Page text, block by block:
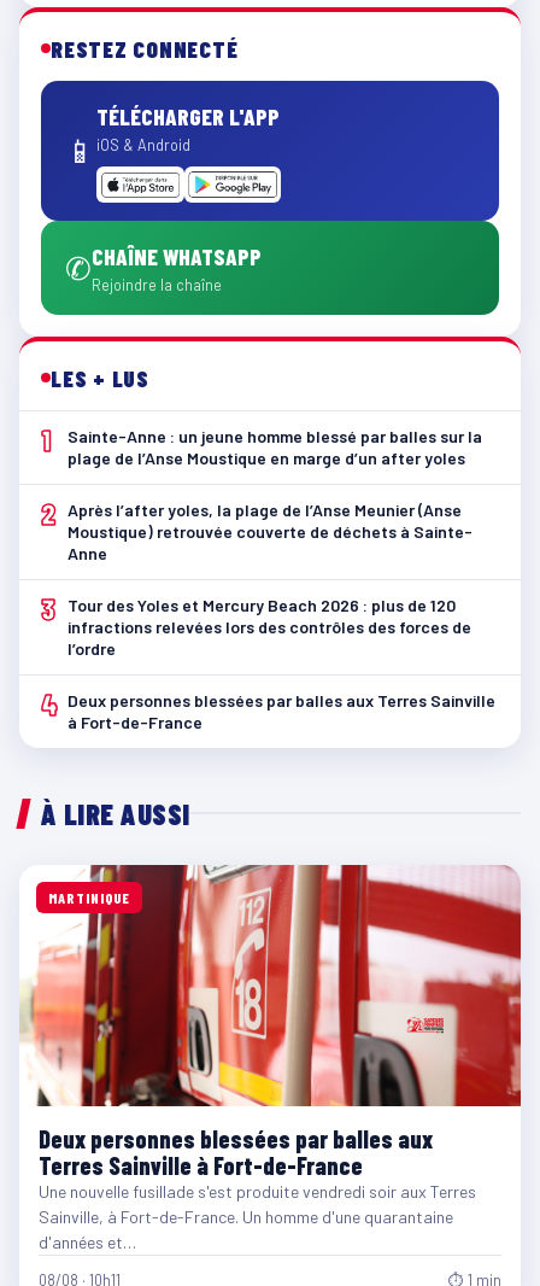
RESTEZ CONNECTÉ
📱
TÉLÉCHARGER L'APP
iOS & Android
✆CHAÎNE WHATSAPP
Rejoindre la chaîne
LES + LUS
1
Sainte-Anne : un jeune homme blessé par balles sur la
plage de l’Anse Moustique en marge d’un after yoles
2 Après l’after yoles, la plage de l’Anse Meunier (Anse
Moustique) retrouvée couverte de déchets à Sainte-
Anne
3
Tour des Yoles et Mercury Beach 2026 : plus de 120
infractions relevées lors des contrôles des forces de
l’ordre
4 Deux personnes blessées par balles aux Terres Sainville
à Fort-de-France
À LIRE AUSSI
MARTINIQUE
Deux personnes blessées par balles aux
Terres Sainville à Fort-de-France
Une nouvelle fusillade s'est produite vendredi soir aux Terres
Sainville, à Fort-de-France. Un homme d'une quarantaine
d'années et…
08/08 · 10h11 ⏱ 1 min